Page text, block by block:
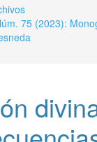
75 (2023):